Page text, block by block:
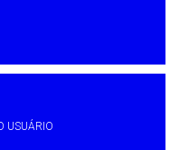
USUÁRIO